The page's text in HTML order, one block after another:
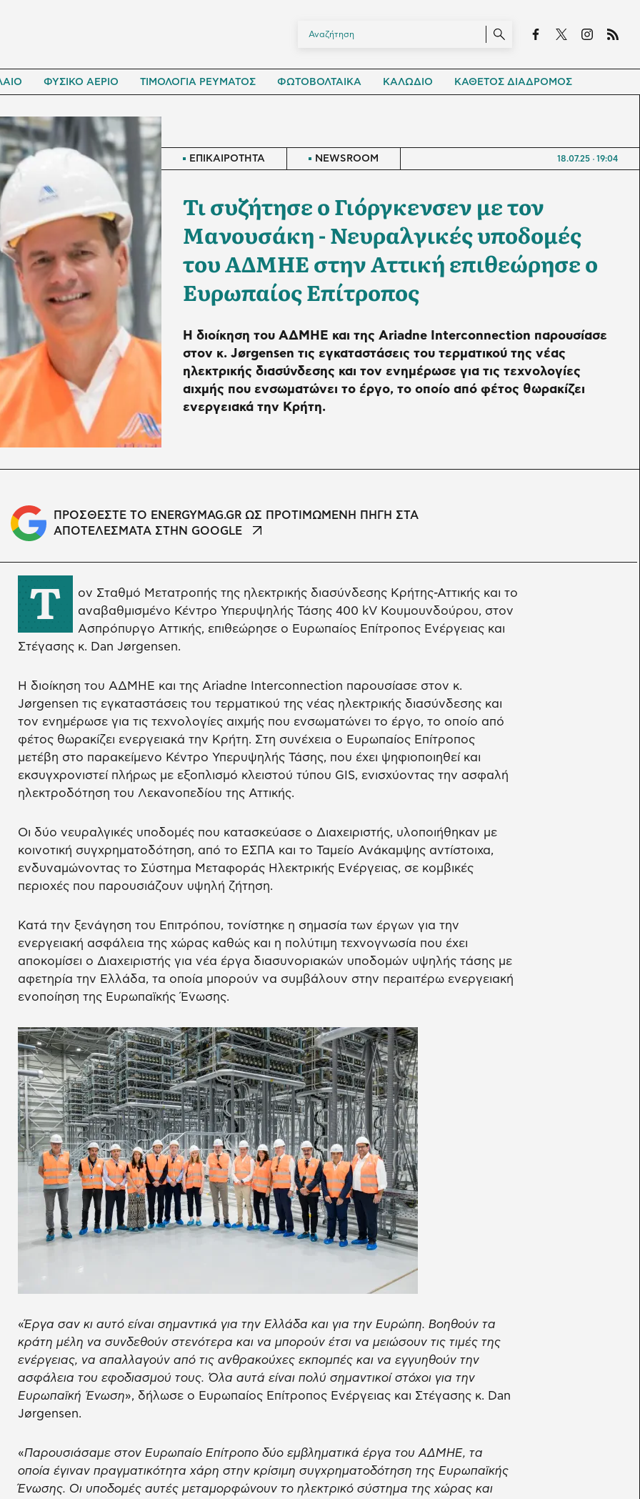
ΦΥΣΙΚΟ ΑΕΡΙΟ ΤΙΜΟΛΟΓΙΑ ΡΕΥΜΑΤΟΣ ΦΩΤΟΒΟΛΤΑΙΚΑ ΚΑΛΩΔΙΟ ΚΑΘΕΤΟΣ ΔΙΑΔΡΟΜΟΣ
ΕΠΙΚΑΙΡΟΤΗΤΑ NEWSROOM 18.07.25 19:04
Τι συζήτησε ο Γιόργκενσεν με τον
Μανουσάκη - Νευραλγικές υποδομές
του ΑΔΜΗΕ στην Αττική επιθεώρησε ο
Ευρωπαίος Επίτροπος
Η διοίκηση του ΑΔΜΗΕ και της Ariadne Interconnection παρουσίασε
στον κ. Jørgensen τις εγκαταστάσεις του τερματικού της νέας
ηλεκτρικής διασύνδεσης και τον ενημέρωσε για τις τεχνολογίες
αιχμής που ενσωματώνει το έργο, το οποίο από φέτος θωρακίζει
ενεργειακά την Κρήτη.
ΠΡΟΣΘΕΣΤΕ ΤΟ ENERGYMAG.GR ΩΣ ΠΡΟΤΙΜΩΜΕΝΗ ΠΗΓΗ ΣΤΑ
ΑΠΟΤΕΛΕΣΜΑΤΑ ΣΤΗΝ GOOGLE
Τ
ον Σταθμό Μετατροπής της ηλεκτρικής διασύνδεσης Κρήτης-Αττικής και το
αναβαθμισμένο Κέντρο Υπερυψηλής Τάσης 400 kV Κουμουνδούρου, στον
Ασπρόπυργο Αττικής, επιθεώρησε ο Ευρωπαίος Επίτροπος Ενέργειας και
Στέγασης κ. Dan Jørgensen.
Η διοίκηση του ΑΔΜΗΕ και της Ariadne Interconnection παρουσίασε στον κ.
Jørgensen τις εγκαταστάσεις του τερματικού της νέας ηλεκτρικής διασύνδεσης και
τον ενημέρωσε για τις τεχνολογίες αιχμής που ενσωματώνει το έργο, το οποίο από
φέτος θωρακίζει ενεργειακά την Κρήτη. Στη συνέχεια ο Ευρωπαίος Επίτροπος
μετέβη στο παρακείμενο Κέντρο Υπερυψηλής Τάσης, που έχει ψηφιοποιηθεί και
εκσυγχρονιστεί πλήρως με εξοπλισμό κλειστού τύπου GIS, ενισχύοντας την ασφαλή
ηλεκτροδότηση του Λεκανοπεδίου της Αττικής.
Οι δύο νευραλγικές υποδομές που κατασκεύασε ο Διαχειριστής, υλοποιήθηκαν με
κοινοτική συγχρηματοδότηση, από το ΕΣΠΑ και το Ταμείο Ανάκαμψης αντίστοιχα,
ενδυναμώνοντας το Σύστημα Μεταφοράς Ηλεκτρικής Ενέργειας, σε κομβικές
περιοχές που παρουσιάζουν υψηλή ζήτηση.
Κατά την ξενάγηση του Επιτρόπου, τονίστηκε η σημασία των έργων για την
ενεργειακή ασφάλεια της χώρας καθώς και η πολύτιμη τεχνογνωσία που έχει
αποκομίσει ο Διαχειριστής για νέα έργα διασυνοριακών υποδομών υψηλής τάσης με
αφετηρία την Ελλάδα, τα οποία μπορούν να συμβάλουν στην περαιτέρω ενεργειακή
ενοποίηση της Ευρωπαϊκής Ένωσης.
«Έργα σαν κι αυτό είναι σημαντικά για την Ελλάδα και για την Ευρώπη. Βοηθούν τα
κράτη μέλη να συνδεθούν στενότερα και να μπορούν έτσι να μειώσουν τις τιμές της
ενέργειας, να απαλλαγούν από τις ανθρακούχες εκπομπές και να εγγυηθούν την
ασφάλεια του εφοδιασμού τους. Όλα αυτά είναι πολύ σημαντικοί στόχοι για την
Ευρωπαϊκή Ένωση», δήλωσε ο Ευρωπαίος Επίτροπος Ενέργειας και Στέγασης κ. Dan
Jørgensen.
«Παρουσιάσαμε στον Ευρωπαίο Επίτροπο δύο εμβληματικά έργα του ΑΔΜΗΕ, τα
οποία έγιναν πραγματικότητα χάρη στην κρίσιμη συγχρηματοδότηση της Ευρωπαϊκής
Ένωσης. Οι υποδομές αυτές μεταμορφώνουν το ηλεκτρικό σύστημα της χώρας και